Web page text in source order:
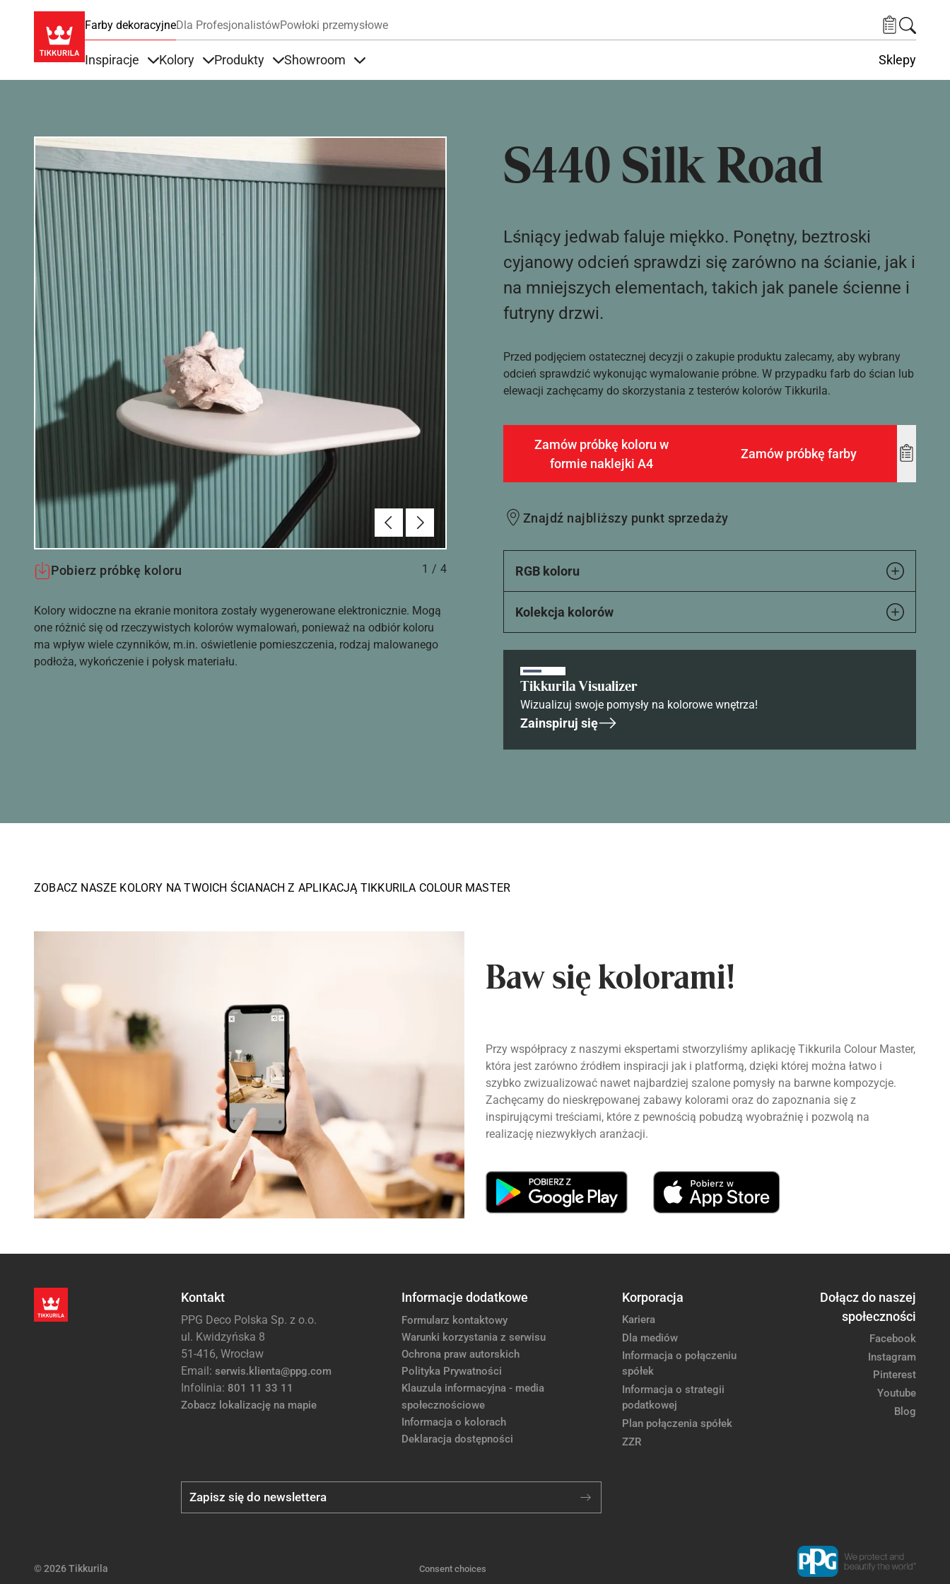
Farby dekoracyjneDla ProfesjonalistówPowłoki przemysłowe
Inspiracje Kolory Produkty Showroom Sklepy
S440 Silk Road
Poprzednie
Dalej
Pobierz próbkę koloru 1 / 4
Kolory widoczne na ekranie monitora zostały wygenerowane elektronicznie. Mogą
one różnić się od rzeczywistych kolorów wymalowań, ponieważ na odbiór koloru
ma wpływ wiele czynników, m.in. oświetlenie pomieszczenia, rodzaj malowanego
podłoża, wykończenie i połysk materiału.
Lśniący jedwab faluje miękko. Ponętny, beztroski
cyjanowy odcień sprawdzi się zarówno na ścianie, jak i
na mniejszych elementach, takich jak panele ścienne i
futryny drzwi.
Przed podjęciem ostatecznej decyzji o zakupie produktu zalecamy, aby wybrany
odcień sprawdzić wykonując wymalowanie próbne. W przypadku farb do ścian lub
elewacji zachęcamy do skorzystania z testerów kolorów Tikkurila.
Zamów próbkę koloru w
formie naklejki A4
Zamów próbkę farby
Add
Znajdź najbliższy punkt sprzedaży
RGB koloru
Kolekcja kolorów
Tikkurila Visualizer
Wizualizuj swoje pomysły na kolorowe wnętrza!
Zainspiruj się
ZOBACZ NASZE KOLORY NA TWOICH ŚCIANACH Z APLIKACJĄ TIKKURILA COLOUR MASTER
Baw się kolorami!
Przy współpracy z naszymi ekspertami stworzyliśmy aplikację Tikkurila Colour Master,
która jest zarówno źródłem inspiracji jak i platformą, dzięki której można łatwo i
szybko zwizualizować nawet najbardziej szalone pomysły na barwne kompozycje.
Zachęcamy do nieskrępowanej zabawy kolorami oraz do zapoznania się z
inspirującymi treściami, które z pewnością pobudzą wyobraźnię i pozwolą na
realizację niezwykłych aranżacji.
Kontakt
PPG Deco Polska Sp. z o.o.
ul. Kwidzyńska 8
51-416, Wrocław
Email: serwis.klienta@ppg.com
Infolinia: 801 11 33 11
Zobacz lokalizację na mapie
Informacje dodatkowe
Formularz kontaktowy
Warunki korzystania z serwisu
Ochrona praw autorskich
Polityka Prywatności
Klauzula informacyjna - media
społecznościowe
Informacja o kolorach
Deklaracja dostępności
Korporacja
Kariera
Dla mediów
Informacja o połączeniu
spółek
Informacja o strategii
podatkowej
Plan połączenia spółek
ZZR
Dołącz do naszej
społeczności
Facebook
Instagram
Pinterest
Youtube
Blog
Zapisz się do newslettera
© 2026 Tikkurila Consent choices